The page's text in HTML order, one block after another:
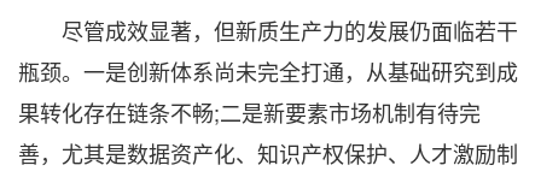
尽管成效显著，但新质生产力的发展仍面临若干
瓶颈。一是创新体系尚未完全打通，从基础研究到成
果转化存在链条不畅;二是新要素市场机制有待完
善，尤其是数据资产化、知识产权保护、人才激励制